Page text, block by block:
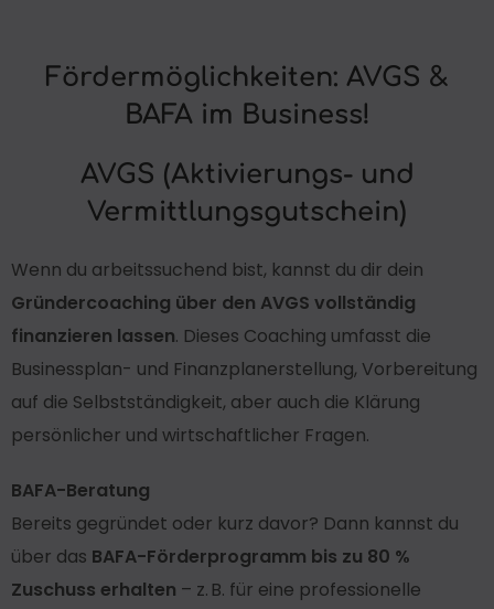
Fördermöglichkeiten: AVGS &
BAFA im Business!
AVGS (Aktivierungs- und
Vermittlungsgutschein)
Wenn du arbeitssuchend bist, kannst du dir dein
Gründercoaching über den AVGS vollständig
finanzieren lassen. Dieses Coaching umfasst die
Businessplan- und Finanzplanerstellung, Vorbereitung
auf die Selbstständigkeit, aber auch die Klärung
persönlicher und wirtschaftlicher Fragen.
BAFA-Beratung
Bereits gegründet oder kurz davor? Dann kannst du
über das BAFA-Förderprogramm bis zu 80 %
Zuschuss erhalten – z. B. für eine professionelle